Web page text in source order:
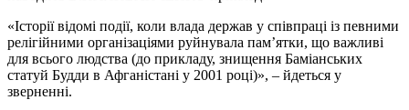
«Історії відомі події, коли влада держав у співпраці із певними
релігійними організаціями руйнувала пам’ятки, що важливі
для всього людства (до прикладу, знищення Баміанських
статуй Будди в Афганістані у 2001 році)», – йдеться у
зверненні.